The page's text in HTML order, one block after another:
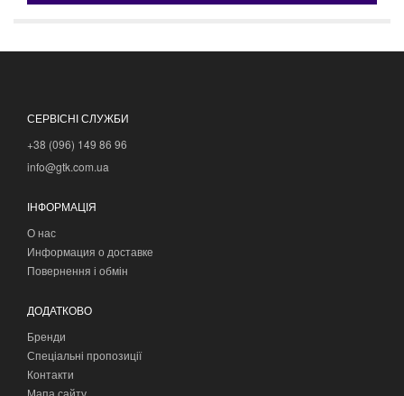
СЕРВІСНІ СЛУЖБИ
+38 (096) 149 86 96
info@gtk.com.ua
ІНФОРМАЦІЯ
О нас
Информация о доставке
Повернення і обмін
ДОДАТКОВО
Бренди
Спеціальні пропозиції
Контакти